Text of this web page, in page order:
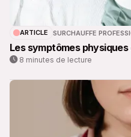
ARTICLE SURCHAUFFE
Les symptômes
8 minutes de lecture